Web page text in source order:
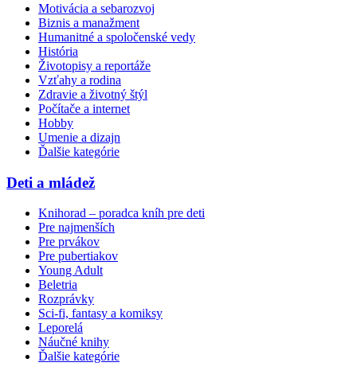
Motivácia a sebarozvoj
Biznis a manažment
Humanitné a spoločenské vedy
História
Životopisy a reportáže
Vzťahy a rodina
Zdravie a životný štýl
Počítače a internet
Hobby
Umenie a dizajn
Ďalšie kategórie
Deti a mládež
Knihorad – poradca kníh pre deti
Pre najmenších
Pre prvákov
Pre pubertiakov
Young Adult
Beletria
Rozprávky
Sci-fi, fantasy a komiksy
Leporelá
Náučné knihy
Ďalšie kategórie